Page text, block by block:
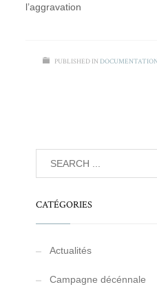
l’aggravation
PUBLISHED IN
CATÉGORIES
Actualités
Campagne décénnale